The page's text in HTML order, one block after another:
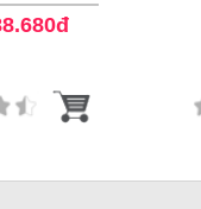
Recovery Mask